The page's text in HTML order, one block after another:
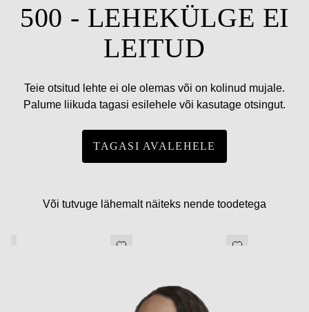
500 - LEHEKÜLGE EI
LEITUD
Teie otsitud lehte ei ole olemas või on kolinud mujale.
Palume liikuda tagasi esilehele või kasutage otsingut.
TAGASI AVALEHELE
Või tutvuge lähemalt näiteks nende toodetega